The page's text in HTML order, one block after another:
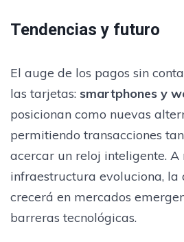
Tendencias y futuro
El auge de los pagos sin
las tarjetas: smartphones y
posicionan como nuevas
permitiendo transacciones
acercar un reloj inteligente.
infraestructura evoluciona, la
crecerá en mercados
barreras tecnológicas.